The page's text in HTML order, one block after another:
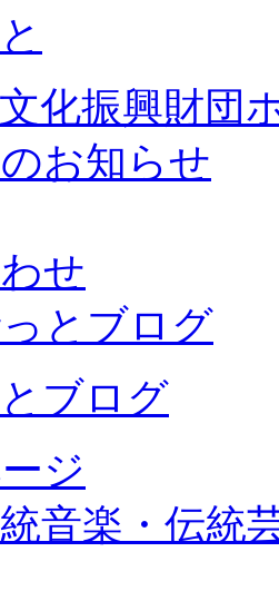
化振興財団
お知らせ
せ
とブログ
ブログ
ジ
音楽・伝統